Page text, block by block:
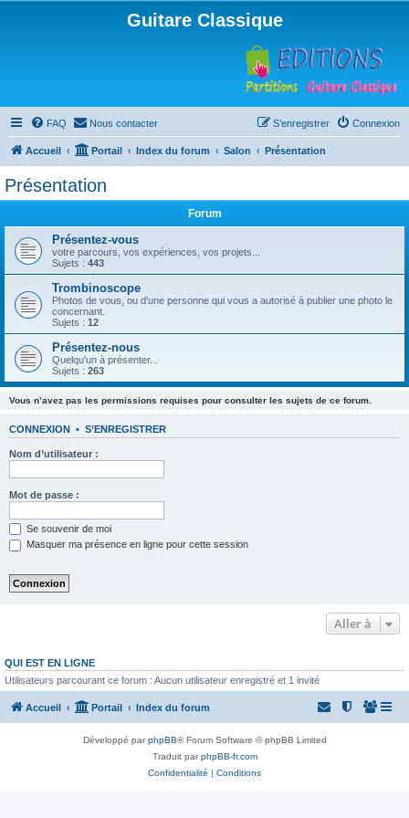
Guitare Classique
FAQ Nous contacter Connexion
S’enregistrer
Accueil Portail Index du forum Salon Présentation
Présentation
Forum
Présentez-vous
votre parcours, vos expériences, vos projets...
Sujets : 443
Trombinoscope
Photos de vous, ou d'une personne qui vous a autorisé à publier une photo le
concernant.
Sujets : 12
Présentez-nous
Quelqu'un à présenter...
Sujets : 263
Vous n’avez pas les permissions requises pour consulter les sujets de ce forum.
CONNEXION • S’ENREGISTRER
Nom d’utilisateur :
Mot de passe :
Se souvenir de moi
Masquer ma présence en ligne pour cette session
Aller à
QUI EST EN LIGNE
Utilisateurs parcourant ce forum : Aucun utilisateur enregistré et 1 invité
Accueil Portail Index du forum
Développé parphpBB® Forum Software © phpBB Limited
Traduit parphpBB-fr.com
Confidentialité | Conditions